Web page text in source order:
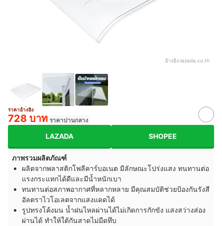
อ้างอิง:lazada.co.th
ราคาอ้างอิง
728 บาท ราคาปานกลาง
LAZADA SHOPEE
ภาพรวมผลิตภัณฑ์
ผลิตจากพลาสติกโพลีคาร์บอเนต มีลักษณะโปร่งแสง ทนทานต่อ
แรงกระแทกได้ดีและมีน้ำหนักเบา
ทนทานต่อสภาพอากาศที่หลากหลาย มีคุณสมบัติช่วยป้องกันรังสี
อัลตราไวโอเลตจากแสงแดดได้
รูปทรงโค้งมน น้ำฝนไหลผ่านได้ไม่เกิดการกักขัง แสงสว่างส่อง
ผ่านได้ ทำให้ใต้กันสาดไม่มืดทึบ